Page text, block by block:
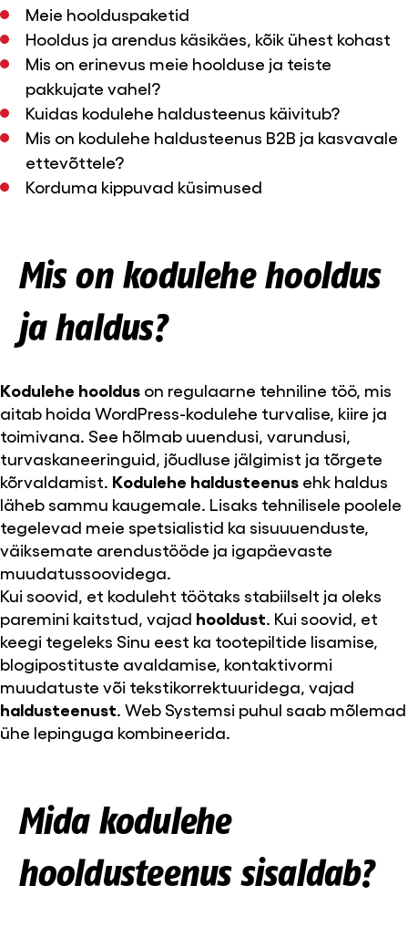
Meie hoolduspaketid
Hooldus ja arendus käsikäes, kõik ühest kohast
Mis on erinevus meie hoolduse ja teiste
pakkujate vahel?
Kuidas kodulehe haldusteenus käivitub?
Mis on kodulehe haldusteenus B2B ja kasvavale
ettevõttele?
Korduma kippuvad küsimused
Mis on kodulehe hooldus
ja haldus?
Kodulehe hooldus on regulaarne tehniline töö, mis
aitab hoida WordPress-kodulehe turvalise, kiire ja
toimivana. See hõlmab uuendusi, varundusi,
turvaskaneeringuid, jõudluse jälgimist ja tõrgete
kõrvaldamist. Kodulehe haldusteenus ehk haldus
läheb sammu kaugemale. Lisaks tehnilisele poolele
tegelevad meie spetsialistid ka sisuuuenduste,
väiksemate arendustööde ja igapäevaste
muudatussoovidega.
Kui soovid, et koduleht töötaks stabiilselt ja oleks
paremini kaitstud, vajad hooldust. Kui soovid, et
keegi tegeleks Sinu eest ka tootepiltide lisamise,
blogipostituste avaldamise, kontaktivormi
muudatuste või tekstikorrektuuridega, vajad
haldusteenust. Web Systemsi puhul saab mõlemad
ühe lepinguga kombineerida.
Mida kodulehe
hooldusteenus sisaldab?